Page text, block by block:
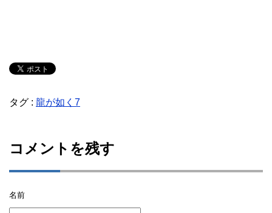
タグ : 龍が如く7
コメントを残す
名前